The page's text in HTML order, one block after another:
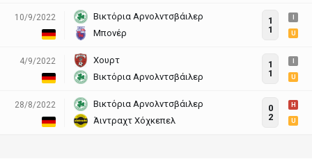
10/9/2022
Βικτόρια Αρνολντσβάιλερ
Μπονέρ
1
1
U
4/9/2022
Χουρτ
Βικτόρια Αρνολντσβάιλερ
1
1
U
28/8/2022
Βικτόρια Αρνολντσβάιλερ
Άιντραχτ Χόχκεπελ
0
2
H
U